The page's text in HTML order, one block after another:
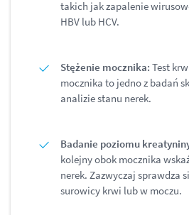
takich jak zapalenie
HBV lub HCV.
Stężenie mocznika: Test
mocznika to jedno z badań
analizie stanu nerek.
Badanie poziomu
kolejny obok mocznika
nerek. Zazwyczaj sprawdza
surowicy krwi lub w moczu.